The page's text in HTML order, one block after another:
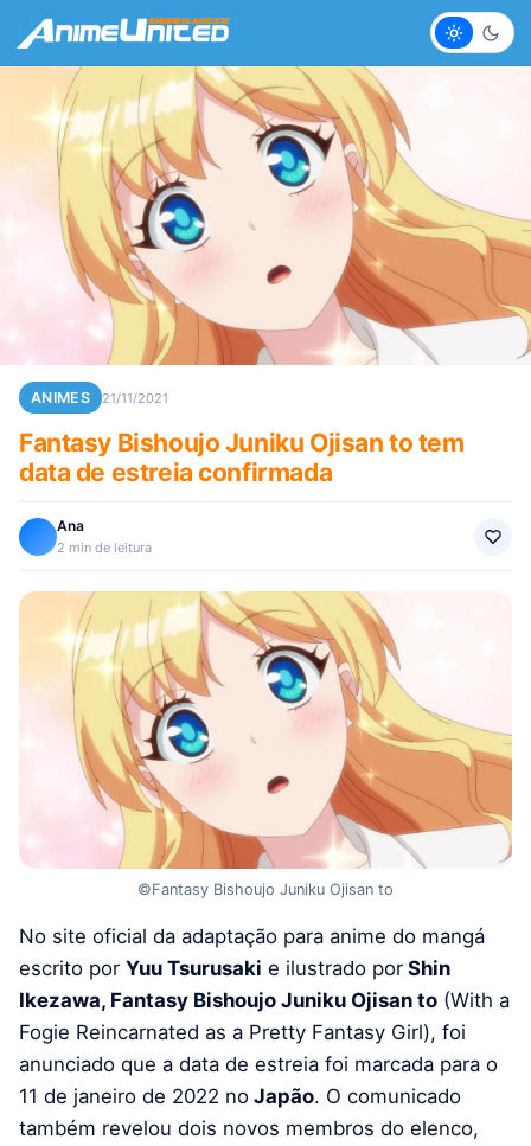
Claro
ANIMES 21/11/2021
Fantasy Bishoujo Juniku Ojisan to tem
data de estreia confirmada
Ana
2 min de leitura
©Fantasy Bishoujo Juniku Ojisan to
No site oficial da adaptação para anime do mangá
escrito por Yuu Tsurusaki e ilustrado por Shin
Ikezawa, Fantasy Bishoujo Juniku Ojisan to (With a
Fogie Reincarnated as a Pretty Fantasy Girl), foi
anunciado que a data de estreia foi marcada para o
11 de janeiro de 2022 no Japão. O comunicado
também revelou dois novos membros do elenco,